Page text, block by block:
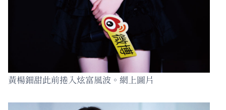
黃楊鈿甜此前捲入炫富風波。網上圖片